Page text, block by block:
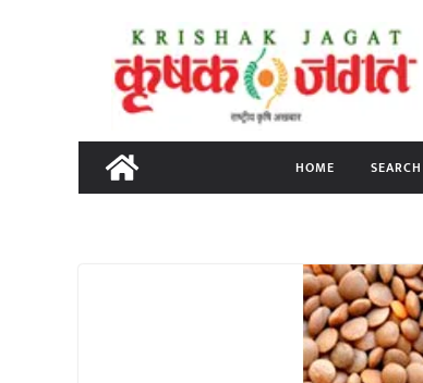
content
HOME SEARCH